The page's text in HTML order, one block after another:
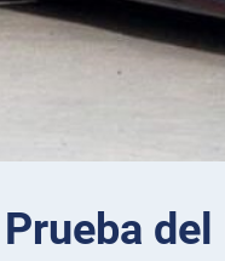
Prueba